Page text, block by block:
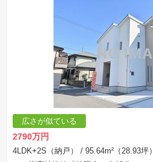
広さが似ている
2790万円
4LDK+2S（納戸） / 95.64m²（28.93坪）